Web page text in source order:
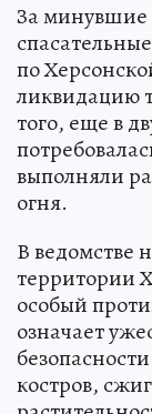
За минувшие
по
ликвидацию
того, еще в
выполняли
огня.
В ведомстве
территории
особый
означает
костров,